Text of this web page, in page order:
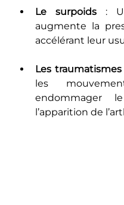
Le surpoids :
augmente la
accélérant leur
Les
les
endommager
l’apparition de